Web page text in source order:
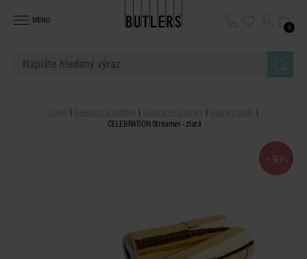
MENU
0
Domů Dekorace a doplňky Dekorace na oslavy
Oslavy a party
CELEBRATION Streamer - zlatá
-50 %